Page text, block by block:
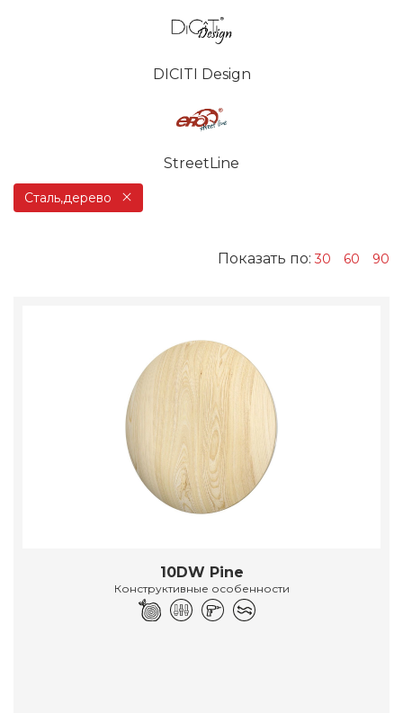
DICITI Design
StreetLine
Сталь,дерево
Показать по:30 60 90
10DW Pine
Конструктивные особенности